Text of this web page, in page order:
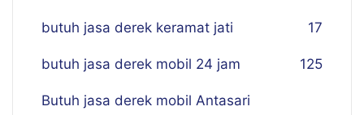
butuh jasa derek keramat jati 17
butuh jasa derek mobil 24 jam 125
Butuh jasa derek mobil Antasari